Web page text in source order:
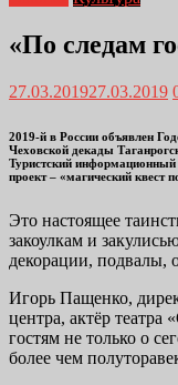
«По следам
27.03.201927.03.2019
2019-й в России объявлен
Чеховской декады
Туристский информационный
проект – «магический квест
Это настоящее
закоулкам и
декорации, подвалы,
Игорь Пащенко,
центра, актёр театра
гостям не только о
более чем